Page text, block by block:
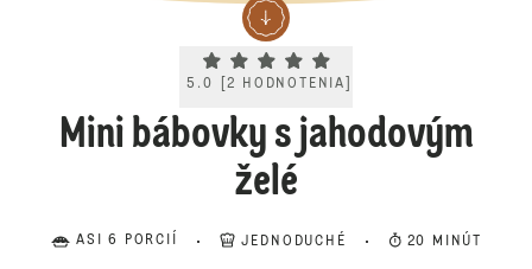
Current rating 5.0. Click to rate.
5.0 [2 HODNOTENIA
Mini bábovky s jahodovým
želé
ASI 6 PORCIÍ JEDNODUCHÉ 20 MINÚT